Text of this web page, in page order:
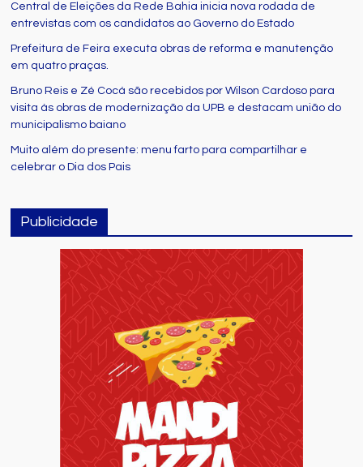
Central de Eleições da Rede Bahia inicia nova rodada de
entrevistas com os candidatos ao Governo do Estado
Prefeitura de Feira executa obras de reforma e manutenção
em quatro praças.
Bruno Reis e Zé Cocá são recebidos por Wilson Cardoso para
visita às obras de modernização da UPB e destacam união do
municipalismo baiano
Muito além do presente: menu farto para compartilhar e
celebrar o Dia dos Pais
Publicidade